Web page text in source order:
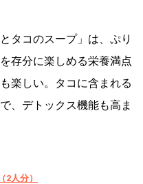
タコのスープ」は、ぷり
存分に楽しめる栄養満点
楽しい。タコに含まれる
、デトックス機能も高ま
人分）